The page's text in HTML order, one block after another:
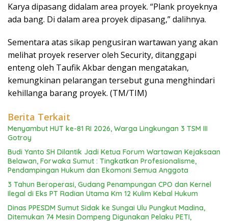
Karya dipasang didalam area proyek. “Plank proyeknya
ada bang. Di dalam area proyek dipasang,” dalihnya.
Sementara atas sikap pengusiran wartawan yang akan
melihat proyek reserver oleh Security, ditanggapi
enteng oleh Taufik Akbar dengan mengatakan,
kemungkinan pelarangan tersebut guna menghindari
kehillanga barang proyek. (TM/TIM)
Berita Terkait
Menyambut HUT ke-81 RI 2026, Warga Lingkungan 3 TSM III
Gotroy
Budi Yanto SH Dilantik Jadi Ketua Forum Wartawan Kejaksaan
Belawan, Forwaka Sumut : Tingkatkan Profesionalisme,
Pendampingan Hukum dan Ekomoni Semua Anggota
3 Tahun Beroperasi, Gudang Penampungan CPO dan Kernel
Ilegal di Eks PT Radian Utama Km 12 Kulim Kebal Hukum
Dinas PPESDM Sumut Sidak ke Sungai Ulu Pungkut Madina,
Ditemukan 74 Mesin Dompeng Digunakan Pelaku PETI,